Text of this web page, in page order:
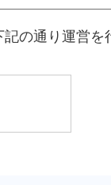
の通り運営を